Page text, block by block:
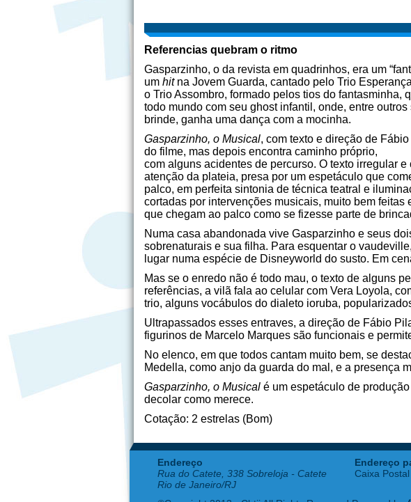
Referencias quebram o ritmo
Gasparzinho, o da revista em quadrinhos, era um
um hitna Jovem Guarda, cantado pelo Trio
o Trio Assombro, formado pelos tios do fantasminha,
todo mundo com seu ghost infantil, onde, entre
brinde, ganha uma dança com a mocinha.
Gasparzinho, o Musical, com texto e direção de
do filme, mas depois encontra caminho próprio,
com alguns acidentes de percurso. O texto irregular
atenção da plateia, presa por um espetáculo que
palco, em perfeita sintonia de técnica teatral e
cortadas por intervenções musicais, muito bem
que chegam ao palco como se fizesse parte de
Numa casa abandonada vive Gasparzinho e seus
sobrenaturais e sua filha. Para esquentar o
lugar numa espécie de Disneyworld do susto. Em
Mas se o enredo não é todo mau, o texto de alguns
referências, a vilã fala ao celular com Vera Loyola,
trio, alguns vocábulos do dialeto ioruba,
Ultrapassados esses entraves, a direção de Fábio
figurinos de Marcelo Marques são funcionais e
No elenco, em que todos cantam muito bem, se
Medella, como anjo da guarda do mal, e a presença
Gasparzinho, o Musical é um espetáculo de
decolar como merece.
Cotação: 2 estrelas (Bom)
Endereço
Rua do Catete, 338 Sobreloja - Catete
Rio de Janeiro/RJ
Endereço
Caixa